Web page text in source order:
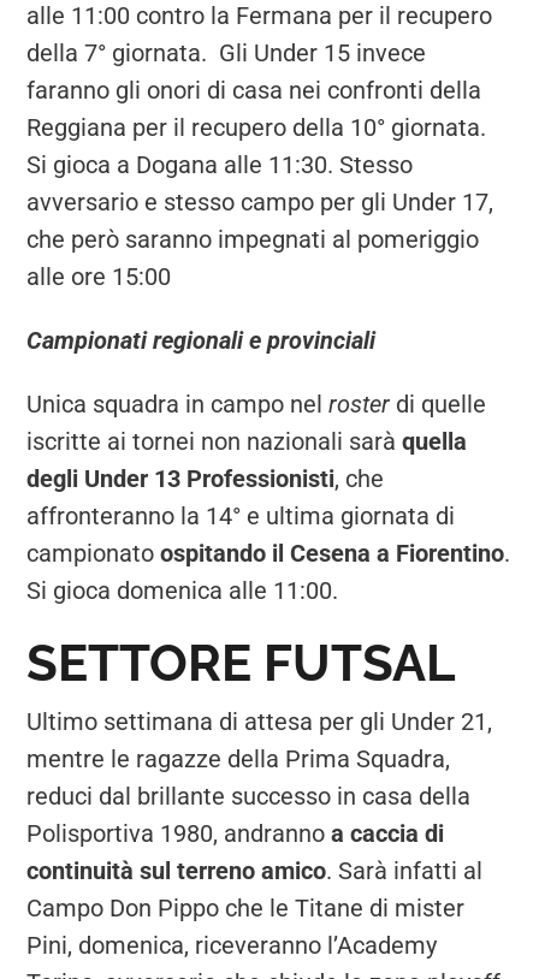
alle 11:00 contro la Fermana per il recupero
della 7° giornata. Gli Under 15 invece
faranno gli onori di casa nei confronti della
Reggiana per il recupero della 10° giornata.
Si gioca a Dogana alle 11:30. Stesso
avversario e stesso campo per gli Under 17,
che però saranno impegnati al pomeriggio
alle ore 15:00
Campionati regionali e provinciali
Unica squadra in campo nelroster di quelle
iscritte ai tornei non nazionali saràquella
degli Under 13 Professionisti, che
affronteranno la 14° e ultima giornata di
campionatoospitando il Cesena a Fiorentino.
Si gioca domenica alle 11:00.
SETTORE FUTSAL
Ultimo settimana di attesa per gli Under 21,
mentre le ragazze della Prima Squadra,
reduci dal brillante successo in casa della
Polisportiva 1980, andrannoa caccia di
continuità sul terreno amico. Sarà infatti al
Campo Don Pippo che le Titane di mister
Pini, domenica, riceveranno l’Academy